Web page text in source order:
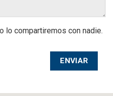
lo compartiremos con nadie.